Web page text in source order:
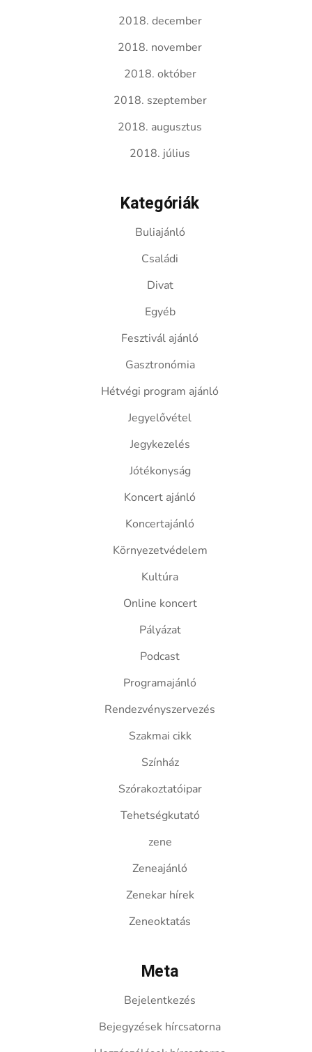
2018. december
2018. november
2018. október
2018. szeptember
2018. augusztus
2018. július
Kategóriák
Buliajánló
Családi
Divat
Egyéb
Fesztivál ajánló
Gasztronómia
Hétvégi program ajánló
Jegyelővétel
Jegykezelés
Jótékonyság
Koncert ajánló
Koncertajánló
Környezetvédelem
Kultúra
Online koncert
Pályázat
Podcast
Programajánló
Rendezvényszervezés
Szakmai cikk
Színház
Szórakoztatóipar
Tehetségkutató
zene
Zeneajánló
Zenekar hírek
Zeneoktatás
Meta
Bejelentkezés
Bejegyzések hírcsatorna